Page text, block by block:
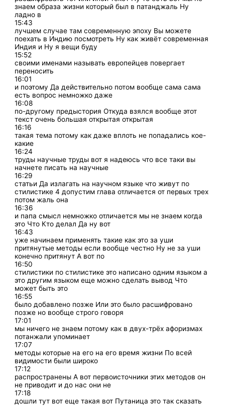
знаем образа жизни который был в патанджаль Ну
ладно в
15:43
лучшем случае там современную эпоху Вы можете
поехать в Индию посмотреть Ну как живёт современная
Индия и Ну я вещи буду
15:52
своими именами называть европейцев повергает
переносить
16:01
и поэтому Да действительно потом вообще сама сама
есть вопрос немножко даже
16:08
по-другому предыстория Откуда взялся вообще этот
текст очень большая открытая открытая
16:16
такая тема потому как даже вплоть не попадались кое-
какие
16:24
труды научные труды вот я надеюсь что все таки вы
начнете писать на научные
16:29
статьи Да излагать на научном языке что живут по
стилистике 4 допустим глава отличается от первых трех
потом жаль она
16:36
и папа смысл немножко отличается мы не знаем когда
это Что Кто делал Да ну вот
16:43
уже начинаем применять такие как это за уши
притянутые методы если вообще честно Ну не за уши
конечно притянут А вот по
16:50
стилистики по стилистике это написано одним языком а
это другим языком еще можно сделать вывод Что
может быть это
16:55
было добавлено позже Или это было расшифровано
позже но вообще строго говоря
17:01
мы ничего не знаем потому как в двух-трёх афоризмах
потанжали упоминает
17:07
методы которые на его на его время жизни По всей
видимости были широко
17:12
распространены А вот первоисточники этих методов он
не приводит и до нас они не
17:18
дошли тут вот еще такая вот Путаница это так сказать